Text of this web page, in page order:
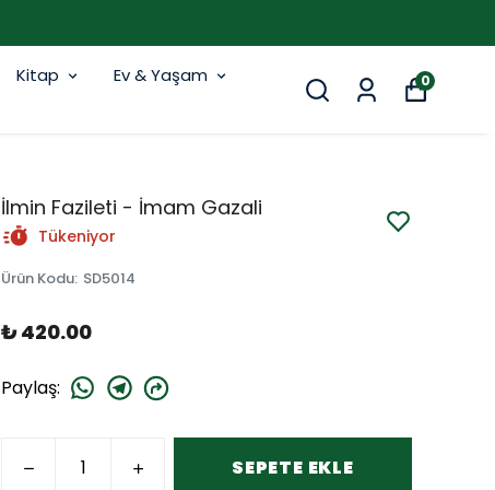
Kitap
Ev & Yaşam
0
İlmin Fazileti - İmam Gazali
Tükeniyor
Ürün Kodu: SD5014
₺ 420.00
Paylaş:
SEPETE EKLE